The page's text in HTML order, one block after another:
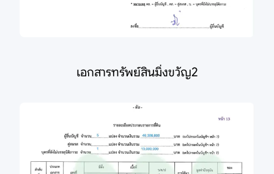
เอกสารทรัพย์สินมิ่งขวัญ2